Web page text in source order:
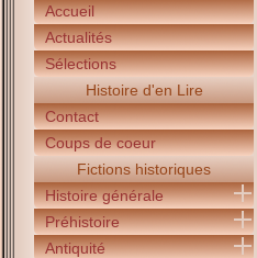
Accueil
Actualités
Sélections
Histoire d'en Lire
Contact
Coups de coeur
Fictions historiques
Histoire générale
Préhistoire
Antiquité